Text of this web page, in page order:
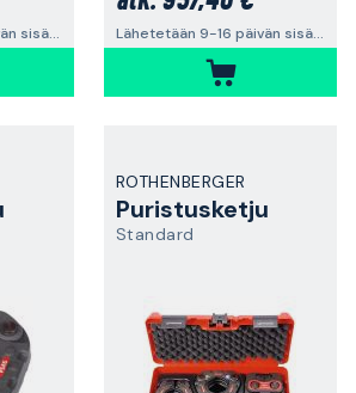
Lähetetään 9-16 päivän sisällä Lähetetään 9-16 päivän sisällä
ROTHENBERGER
Puristusketju
Standard